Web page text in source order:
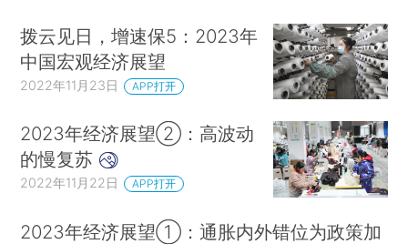
拨云见日，增速保5：2023年
中国宏观经济展望
2022年11月23日 APP打开
2023年经济展望②：高波动
的慢复苏
2022年11月22日 APP打开
2023年经济展望①：通胀内外错位为政策加